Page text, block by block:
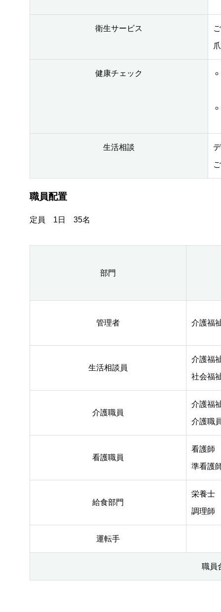
衛生サービス
健康チェック
生活相談
職員配置
定員 1日 35名
部門
管理者 介護福
生活相談員
介護福
社会福
介護職員
介護福
介護職
看護職員
看護師
準看護
給食部門
栄養士
調理師
運転手
職員